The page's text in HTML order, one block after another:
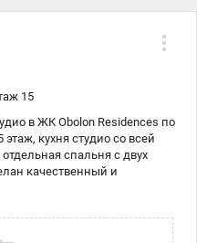
15
в ЖК Obolon Residences по
кухня студио со всей
спальня с двух
качественный и
Цена 1000 у.е. +к.у. Код